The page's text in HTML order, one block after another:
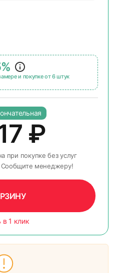
и покупке от 6 штук
₽
при покупке без услуг
менеджеру!
в 1 клик